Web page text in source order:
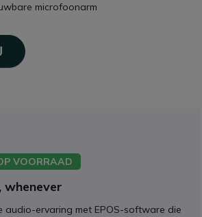
microfoonarm
VOORRAAD
audio-ervaring met EPOS-software die